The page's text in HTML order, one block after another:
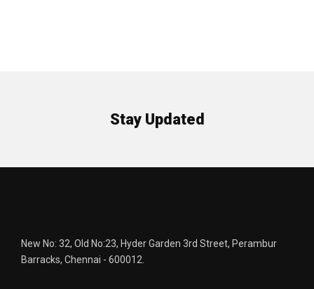
Stay Updated
New No: 32, Old No:23, Hyder Garden 3rd Street, Perambur
Barracks, Chennai - 600012.